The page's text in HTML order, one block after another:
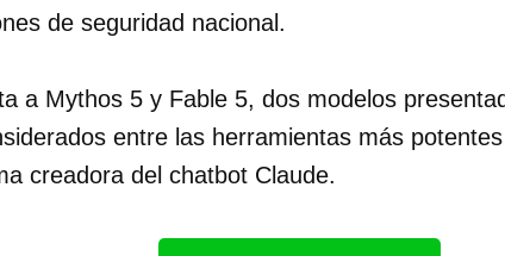
de seguridad nacional.
a Mythos 5 y Fable 5, dos modelos
entre las herramientas más
creadora del chatbot Claude.